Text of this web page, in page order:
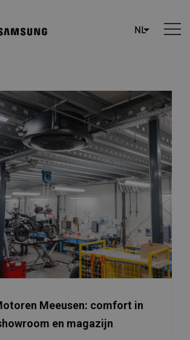
Meeusen: comfort in
en magazijn